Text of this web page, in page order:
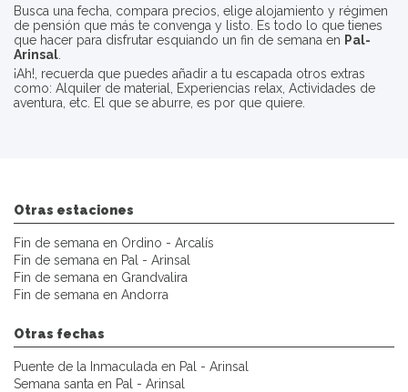
Busca una fecha, compara precios, elige alojamiento y régimen
de pensión que más te convenga y listo. Es todo lo que tienes
que hacer para disfrutar esquiando un fin de semana en Pal-
Arinsal
¡Ah!, recuerda que puedes añadir a tu escapada otros extras
como: Alquiler de material, Experiencias relax, Actividades de
aventura, etc. El que se aburre, es por que quiere.
Otras estaciones
Fin de semana en Ordino - Arcalís
Fin de semana en Pal - Arinsal
Fin de semana en Grandvalira
Fin de semana en Andorra
Otras fechas
Puente de la Inmaculada en Pal - Arinsal
Semana santa en Pal - Arinsal